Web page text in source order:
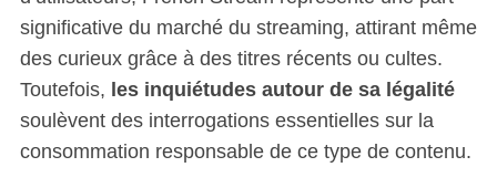
significative du marché du streaming, attirant même
des curieux grâce à des titres récents ou cultes.
Toutefois, les inquiétudes autour de sa légalité
soulèvent des interrogations essentielles sur la
consommation responsable de ce type de contenu.